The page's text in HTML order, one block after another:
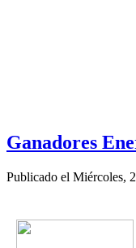
Ganadores
Publicado el Miércoles,